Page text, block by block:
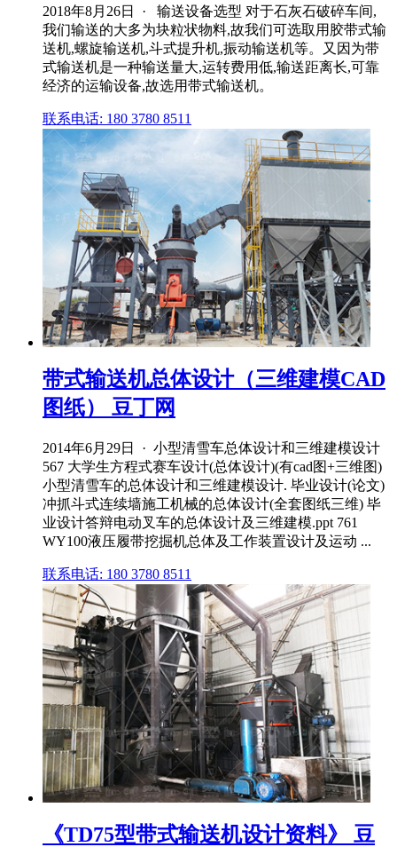
2018年8月26日 · 输送设备选型 对于石灰石破碎车间,
我们输送的大多为块粒状物料,故我们可选取用胶带式输
送机,螺旋输送机,斗式提升机,振动输送机等。又因为带
式输送机是一种输送量大,运转费用低,输送距离长,可靠
经济的运输设备,故选用带式输送机。
联系电话: 180 3780 8511
带式输送机总体设计（三维建模CAD
图纸） 豆丁网
2014年6月29日 · 小型清雪车总体设计和三维建模设计
567 大学生方程式赛车设计(总体设计)(有cad图+三维图)
小型清雪车的总体设计和三维建模设计. 毕业设计(论文)
冲抓斗式连续墙施工机械的总体设计(全套图纸三维) 毕
业设计答辩电动叉车的总体设计及三维建模.ppt 761
WY100液压履带挖掘机总体及工作装置设计及运动 ...
联系电话: 180 3780 8511
《TD75型带式输送机设计资料》 豆